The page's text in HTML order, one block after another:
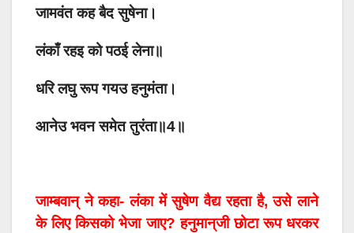
जामवंत कह बैद सुषेना।
लंकाँ रहइ को पठई लेना॥
धरि लघु रूप गयउ हनुमंता।
आनेउ भवन समेत तुरंता॥4॥
जाम्बवान्‌ ने कहा- लंका में सुषेण वैद्य रहता है, उसे लाने
के लिए किसको भेजा जाए? हनुमान्‌जी छोटा रूप धरकर